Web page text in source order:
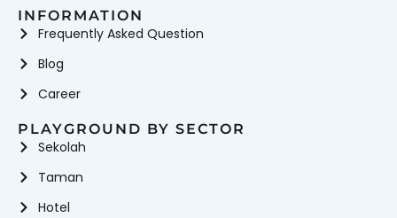
INFORMATION
Frequently Asked Question
Blog
Career
PLAYGROUND BY SECTOR
Sekolah
Taman
Hotel